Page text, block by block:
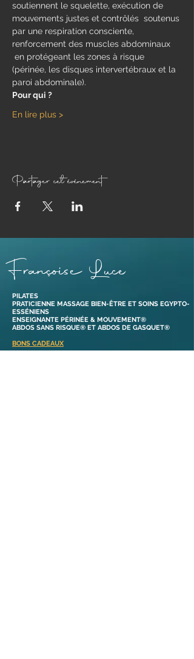
soutiennent le squelette, exécution de
mouvements justes et contrôlés  soutenus
par une respiration consciente,
renforcement des muscles abdominaux
en protégeant les zones à risque
(périnée, les disques intervertébraux et la
paroi abdominale).
Pour qui ?
En lire plus >
Partager cet événement
Françoise Luce
PILATES
PRATICIENNE MASSAGE BIEN-ÊTRE ET SOINS EGYPTO-
ESSÉNIENS
ENSEIGNANTE PÉRINÉE & MOUVEMENT®
ABDOS SANS RISQUE® ET ABDOS DE GASQUET®
BONS CADEAUX